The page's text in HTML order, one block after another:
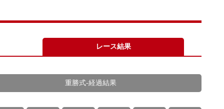
レース結果
重勝式-経過結果